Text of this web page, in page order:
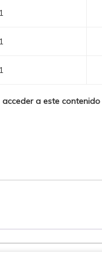
1
1
1
acceder a este contenido